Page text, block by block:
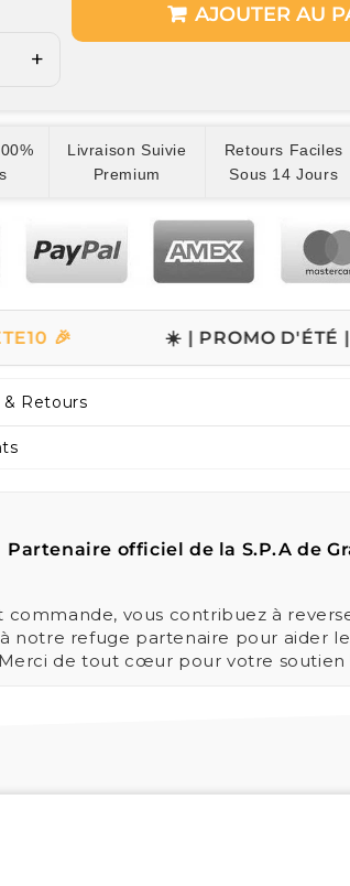
+
AJOUTER AU
Livraison Suivie
Premium
Retours Faciles
Sous 14 Jours
☀️ | PROMO D'ÉTÉ | ☀️✨ -
& Retours
Partenaire officiel de la S.P.A de
commande, vous contribuez à
notre refuge partenaire pour aider
de tout cœur pour votre soutien